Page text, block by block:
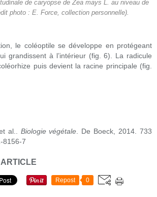
de caryopse de Zea mays L. au niveau de
photo : E. Force, collection personnelle).
le coléoptile se développe en protégeant
grandissent à l’intérieur (fig. 6). La radicule
puis devient la racine principale (fig.
al.. Biologie végétale . De Boeck, 2014. 733
8156-7
Repost 0